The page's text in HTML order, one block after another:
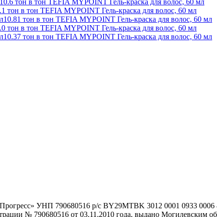
тон в тон TEFIA MYPOINT Гель-краска для волос, 60 мл
10.81 тон в тон TEFIA MYPOINT Гель-краска для волос, 60 мл
тон в тон TEFIA MYPOINT Гель-краска для волос, 60 мл
10.37 тон в тон TEFIA MYPOINT Гель-краска для волос, 60 мл
УНП 790680516 р/с BY29MTBK 3012 0001 0933
№ 790680516 от 03.11.2010 года, выдано Могилевским